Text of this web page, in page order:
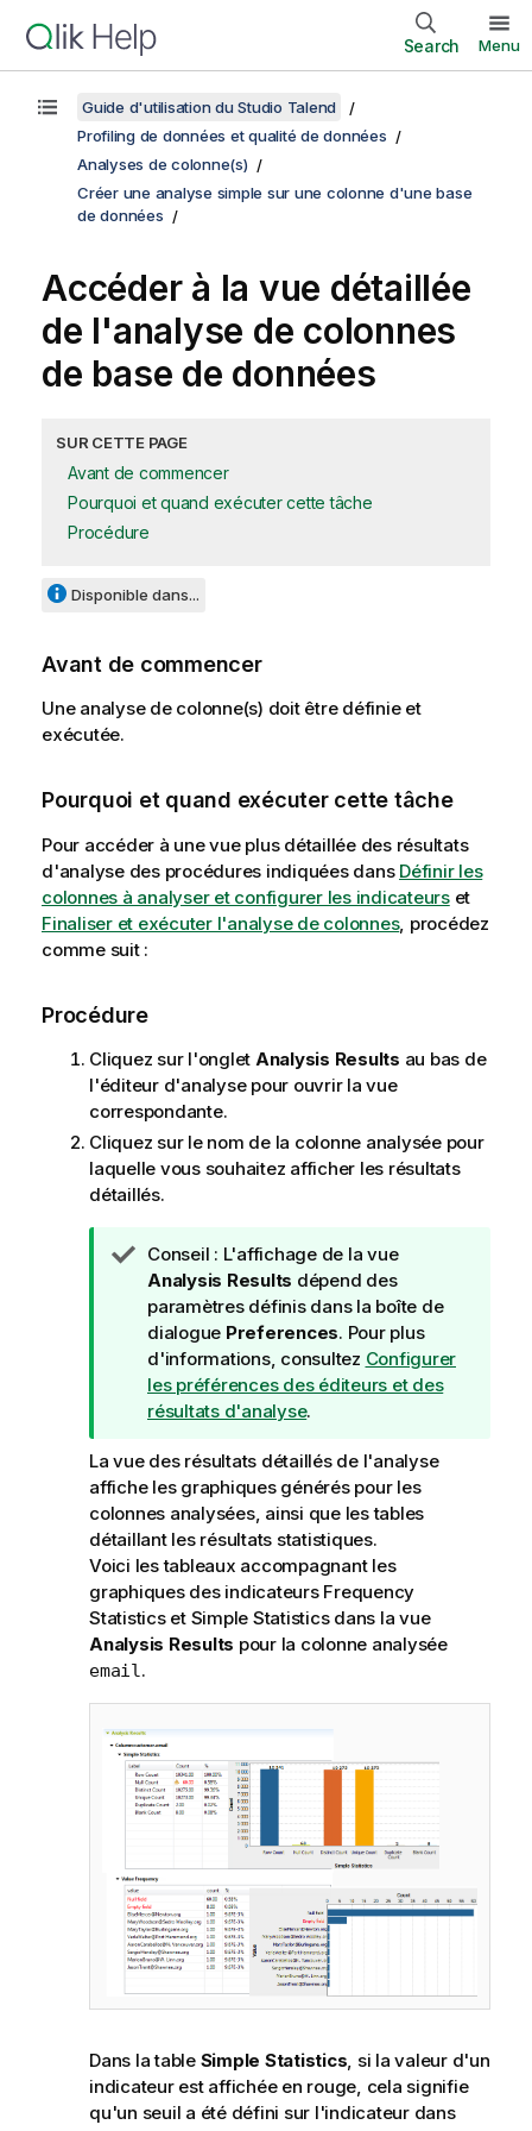
Search Menu
Guide d'utilisation du Studio Talend
Profiling de données et qualité de données
Analyses de colonne(s)
Créer une analyse simple sur une colonne d'une base
de données
Accéder à la vue détaillée
de l'analyse de colonnes
de base de données
SUR CETTE PAGE
Avant de commencer
Pourquoi et quand exécuter cette tâche
Procédure
Disponible dans...
Avant de commencer
Une analyse de colonne(s) doit être définie et
exécutée.
Pourquoi et quand exécuter cette tâche
Pour accéder à une vue plus détaillée des résultats
d'analyse des procédures indiquées dans Définir les
colonnes à analyser et configurer les indicateurset
Finaliser et exécuter l'analyse de colonnes, procédez
comme suit :
Procédure
Cliquez sur l'onglet Analysis Results au bas de
l'éditeur d'analyse pour ouvrir la vue
correspondante.
Cliquez sur le nom de la colonne analysée pour
laquelle vous souhaitez afficher les résultats
détaillés.
N
o
t
e
I
n
f
r
m
a
t
i
o
n
s
Conseil : L'affichage de la vue
Analysis Results dépend des
paramètres définis dans la boîte de
dialogue Preferences. Pour plus
d'informations, consultez Configurer
les préférences des éditeurs et des
résultats d'analyse.
La vue des résultats détaillés de l'analyse
affiche les graphiques générés pour les
colonnes analysées, ainsi que les tables
détaillant les résultats statistiques.
Voici les tableaux accompagnant les
graphiques des indicateurs Frequency
Statistics et Simple Statistics dans la vue
Analysis Results pour la colonne analysée
email.
Dans la table Simple Statistics , si la valeur d'un
indicateur est affichée en rouge, cela signifie
qu'un seuil a été défini sur l'indicateur dans